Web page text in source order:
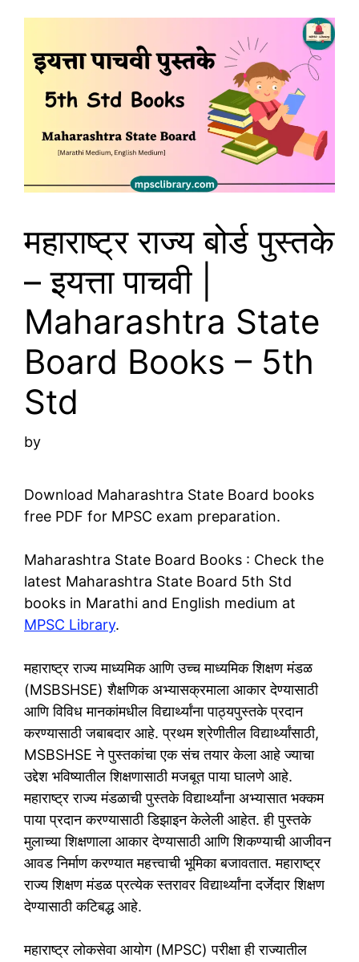
महाराष्ट्र राज्य बोर्ड पुस्तके
– इयत्ता पाचवी |
Maharashtra State
Board Books – 5th
Std
by
Download Maharashtra State Board books
free PDF for MPSC exam preparation.
Maharashtra State Board Books : Check the
latest Maharashtra State Board 5th Std
books in Marathi and English medium at
MPSC Library.
महाराष्ट्र राज्य माध्यमिक आणि उच्च माध्यमिक शिक्षण मंडळ
(MSBSHSE) शैक्षणिक अभ्यासक्रमाला आकार देण्यासाठी
आणि विविध मानकांमधील विद्यार्थ्यांना पाठ्यपुस्तके प्रदान
करण्यासाठी जबाबदार आहे. प्रथम श्रेणीतील विद्यार्थ्यांसाठी,
MSBSHSE ने पुस्तकांचा एक संच तयार केला आहे ज्याचा
उद्देश भविष्यातील शिक्षणासाठी मजबूत पाया घालणे आहे.
महाराष्ट्र राज्य मंडळाची पुस्तके विद्यार्थ्यांना अभ्यासात भक्कम
पाया प्रदान करण्यासाठी डिझाइन केलेली आहेत. ही पुस्तके
मुलाच्या शिक्षणाला आकार देण्यासाठी आणि शिकण्याची आजीवन
आवड निर्माण करण्यात महत्त्वाची भूमिका बजावतात. महाराष्ट्र
राज्य शिक्षण मंडळ प्रत्येक स्तरावर विद्यार्थ्यांना दर्जेदार शिक्षण
देण्यासाठी कटिबद्ध आहे.
महाराष्ट्र लोकसेवा आयोग (MPSC) परीक्षा ही राज्यातील